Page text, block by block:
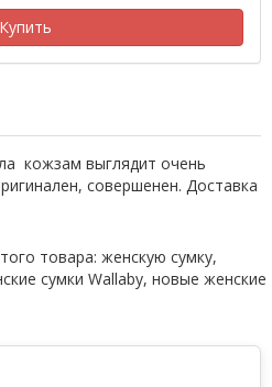
Купить
кожзам выглядит очень
совершенен. Доставка
товара: женскую сумку,
сумки Wallaby, новые женские